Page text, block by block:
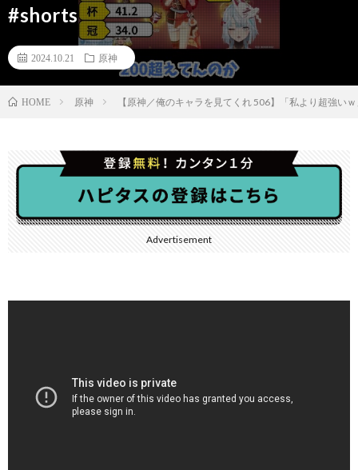
#shorts
2024.10.21 原神
HOME 原神 【原神／俺のキャラを見てくれ 506】「私より超強
Advertisement